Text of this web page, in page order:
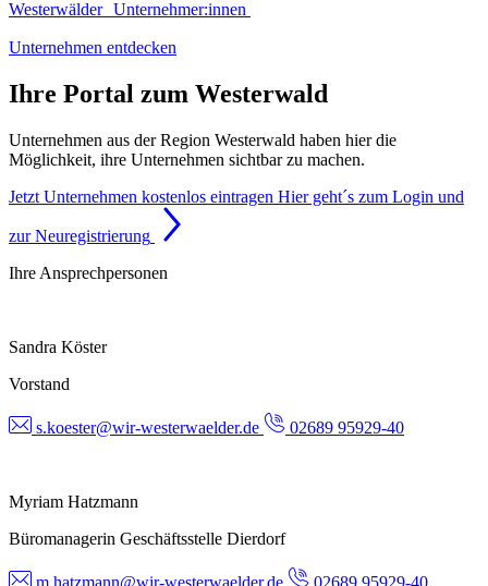
Westerwälder Unternehmer:innen
Unternehmen entdecken
Ihre Portal zum Westerwald
Unternehmen aus der Region Westerwald haben hier die
Möglichkeit, ihre Unternehmen sichtbar zu machen.
Jetzt Unternehmen kostenlos eintragen Hier geht´s zum Login und
zur Neuregistrierung
Ihre Ansprechpersonen
Sandra Köster
Vorstand
s.koester@wir-westerwaelder.de 02689 95929-40
Myriam Hatzmann
Büromanagerin Geschäftsstelle Dierdorf
m.hatzmann@wir-westerwaelder.de
02689 95929-40